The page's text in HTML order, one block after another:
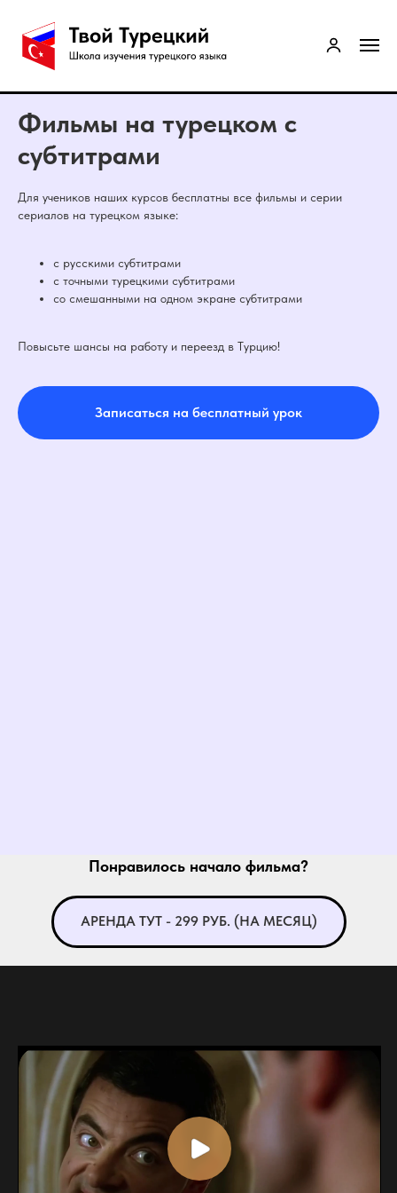
Фильмы на турецком с
субтитрами
Для учеников наших курсов бесплатны все фильмы и серии
сериалов на турецком языке:
с русскими субтитрами
с точными турецкими субтитрами
со смешанными на одном экране субтитрами
Повысьте шансы на работу и переезд в Турцию!
Записаться на бесплатный урок
Понравилось начало фильма?
АРЕНДА ТУТ - 299 РУБ. (НА МЕСЯЦ)
Начните изучение турецкого